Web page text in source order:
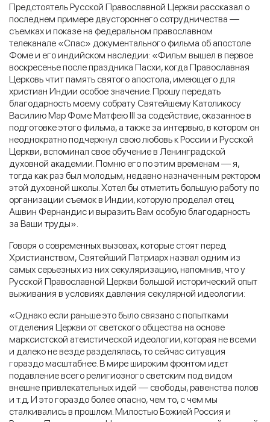
Предстоятель Русской Православной Церкви рассказал о
последнем примере двустороннего сотрудничества —
съемках и показе на федеральном православном
телеканале «Спас» документального фильма об апостоле
Фоме и его индийском наследии: «Фильм вышел в первое
воскресенье после праздника Пасхи, когда Православная
Церковь чтит память святого апостола, имеющего для
христиан Индии особое значение. Прошу передать
благодарность моему собрату Святейшему Католикосу
Василию Мар Фоме Матфею III за содействие, оказанное в
подготовке этого фильма, а также за интервью, в котором он
неоднократно подчеркнул свою любовь к России и Русской
Церкви, вспоминал свое обучение в Ленинградской
духовной академии. Помню его по этим временам — я,
тогда как раз был молодым, недавно назначенным ректором
этой духовной школы. Хотел бы отметить большую работу по
организации съемок в Индии, которую проделал отец
Ашвин Фернандис и выразить Вам особую благодарность
за Ваши труды».
Говоря о современных вызовах, которые стоят перед
Христианством, Святейший Патриарх назвал одним из
самых серьезных из них секуляризацию, напомнив, что у
Русской Православной Церкви большой исторический опыт
выживания в условиях давления секулярной идеологии:
«Однако если раньше это было связано с попытками
отделения Церкви от светского общества на основе
марксистской атеистической идеологии, которая не всеми
и далеко не везде разделялась, то сейчас ситуация
гораздо масштабнее. В мире широким фронтом идет
подавление всего религиозного светским под видом
внешне привлекательных идей — свободы, равенства полов
и т.д. И это гораздо более опасно, чем то, с чем мы
сталкивались в прошлом. Милостью Божией Россия и